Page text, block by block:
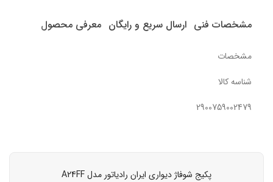
مشخصات فنی ارسال سریع و رایگان معرفی محصول
مشخصات
شناسه کالا
2900759002479
پکیج شوفاژ دیواری ایران رادیاتور مدل A24FF